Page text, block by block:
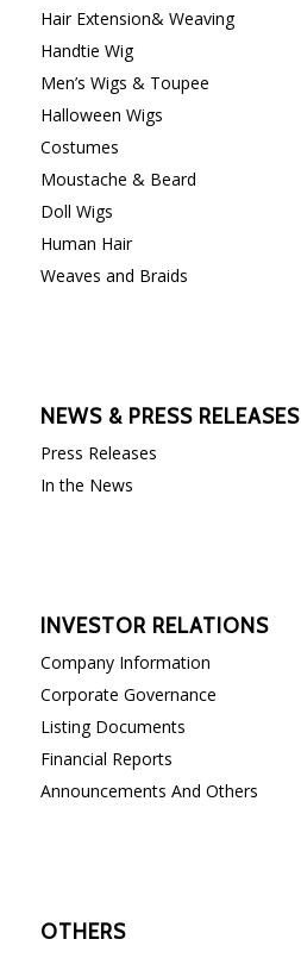
Hair Extension& Weaving
Handtie Wig
Men’s Wigs & Toupee
Halloween Wigs
Costumes
Moustache & Beard
Doll Wigs
Human Hair
Weaves and Braids
NEWS & PRESS RELEASES
Press Releases
In the News
INVESTOR RELATIONS
Company Information
Corporate Governance
Listing Documents
Financial Reports
Announcements And Others
OTHERS